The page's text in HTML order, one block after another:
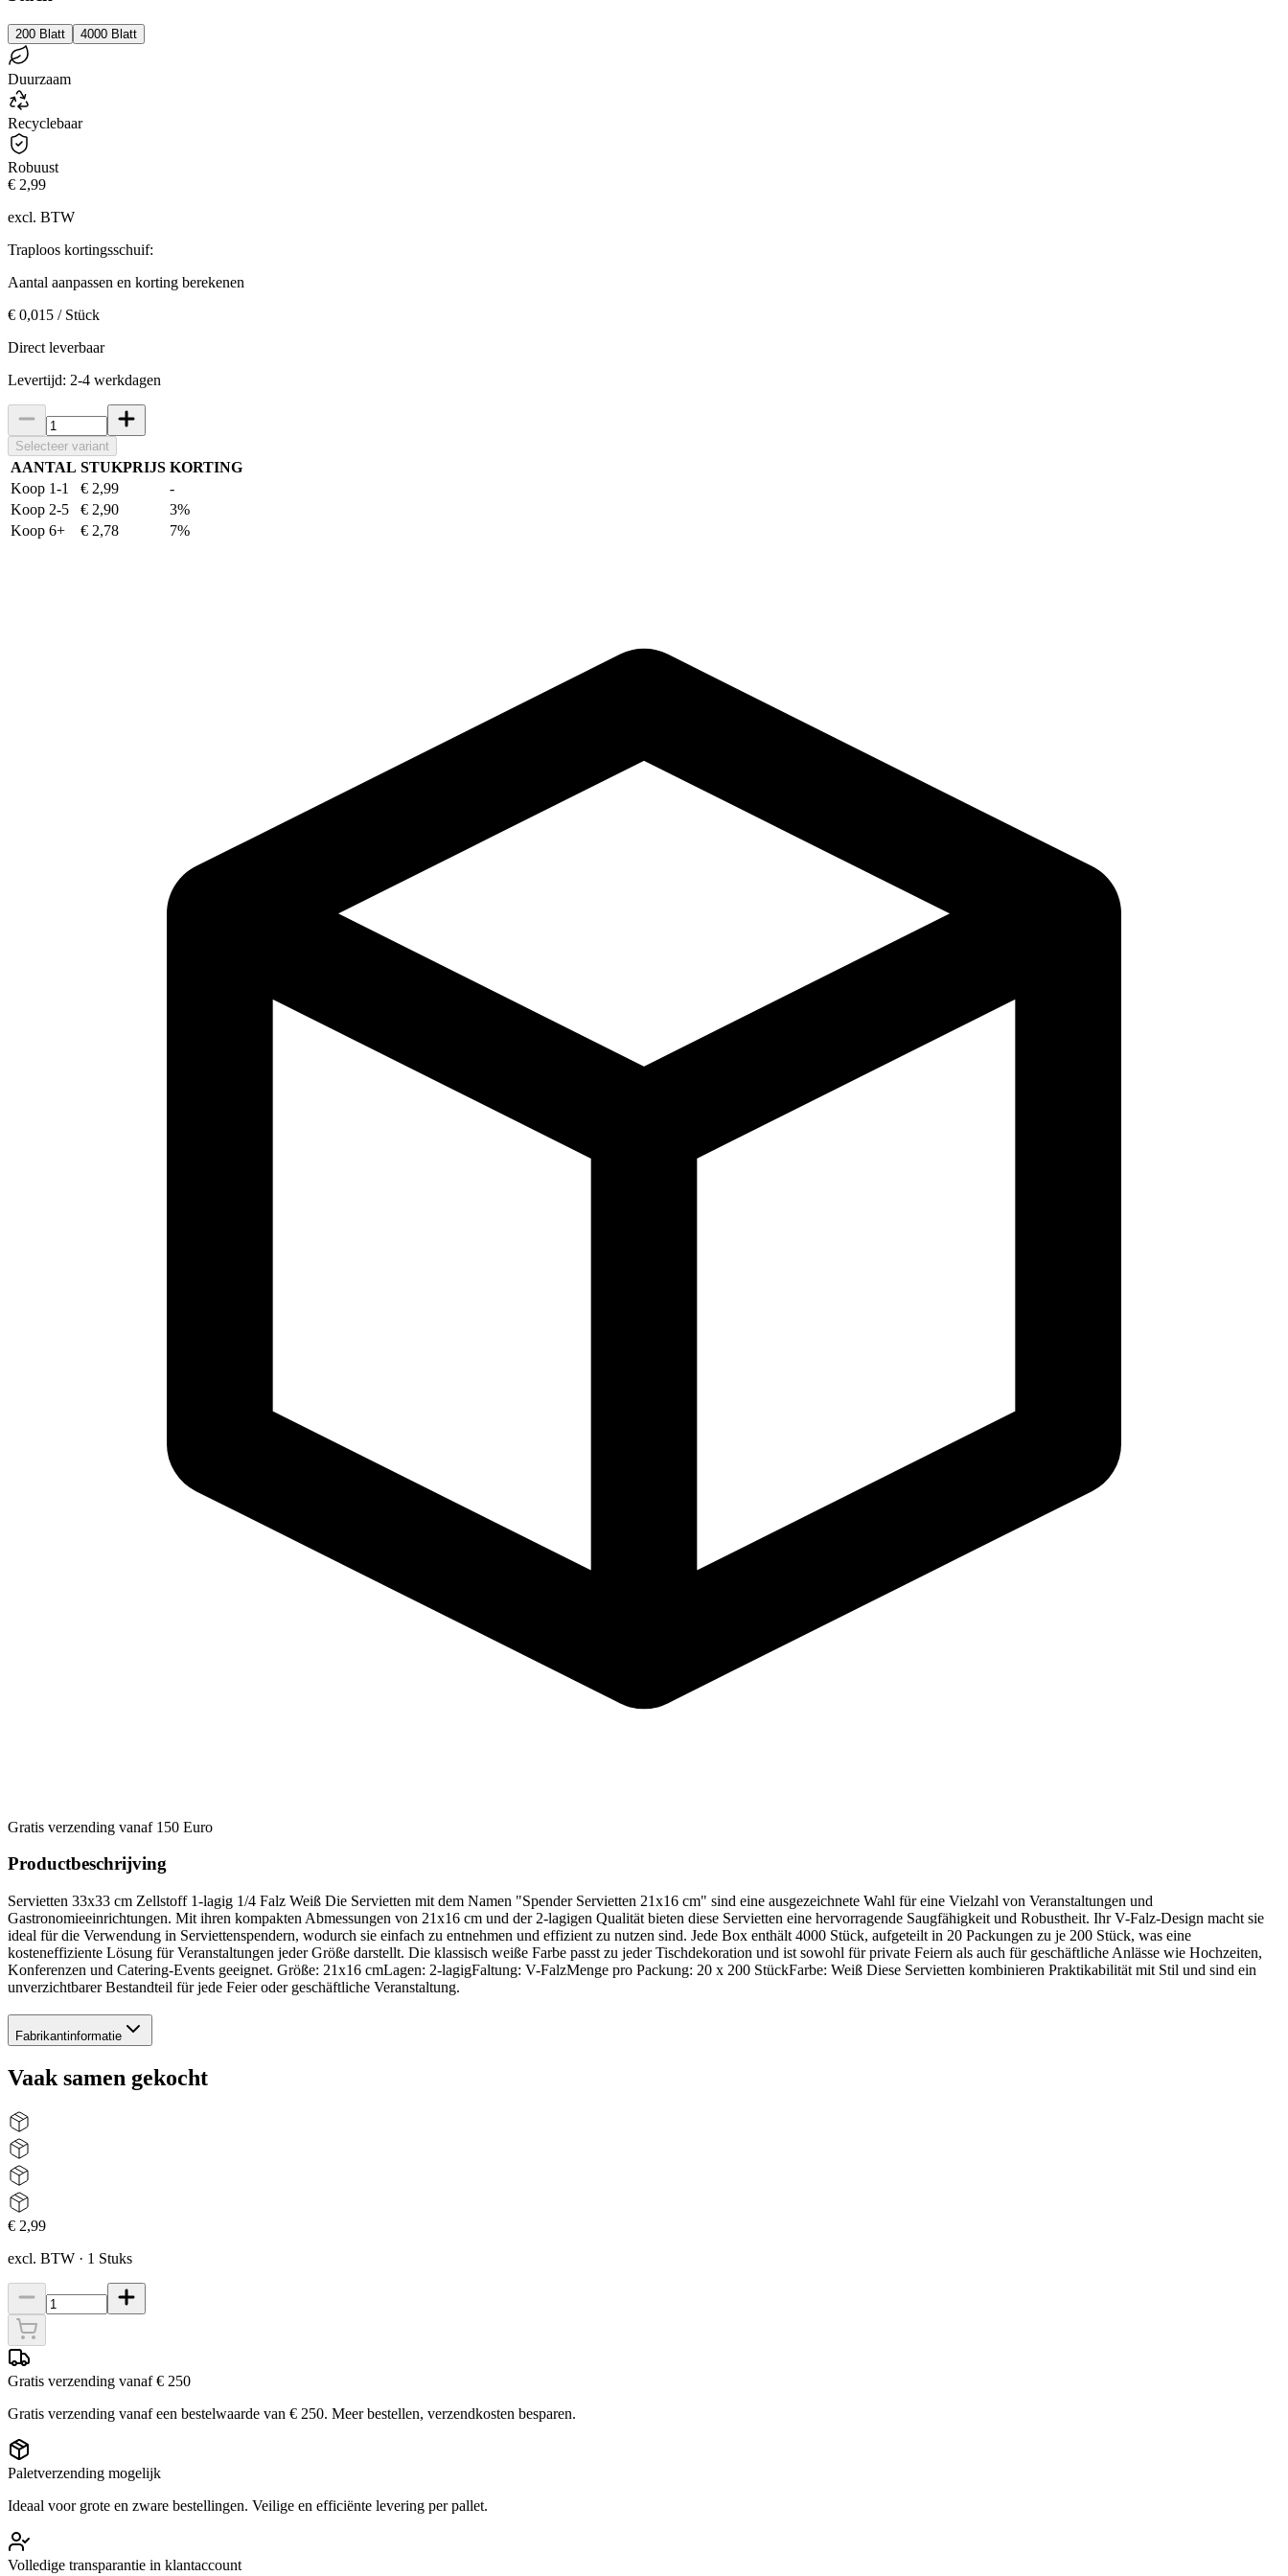
200 Blatt 4000 Blatt
Duurzaam
Recyclebaar
Robuust
€ 2,99
excl. BTW
Traploos kortingsschuif:
Aantal aanpassen en korting berekenen
€ 0,015 / Stück
Direct leverbaar
Levertijd: 2-4 werkdagen
Selecteer variant
AANTAL STUKPRIJS KORTING
Koop 1-1
€ 2,99
-
Koop 2-5
€ 2,90
3%
Koop 6+
€ 2,78 7%
Gratis verzending vanaf 150 Euro
Productbeschrijving
Servietten 33x33 cm Zellstoff 1-lagig 1/4 Falz Weiß Die Servietten mit dem Namen "Spender Servietten 21x16 cm" sind eine ausgezeichnete Wahl für eine Vielzahl von Veranstaltungen und
Gastronomieeinrichtungen. Mit ihren kompakten Abmessungen von 21x16 cm und der 2-lagigen Qualität bieten diese Servietten eine hervorragende Saugfähigkeit und Robustheit. Ihr V-Falz-Design macht sie
ideal für die Verwendung in Serviettenspendern, wodurch sie einfach zu entnehmen und effizient zu nutzen sind. Jede Box enthält 4000 Stück, aufgeteilt in 20 Packungen zu je 200 Stück, was eine
kosteneffiziente Lösung für Veranstaltungen jeder Größe darstellt. Die klassisch weiße Farbe passt zu jeder Tischdekoration und ist sowohl für private Feiern als auch für geschäftliche Anlässe wie Hochzeiten,
Konferenzen und Catering-Events geeignet. Größe: 21x16 cmLagen: 2-lagigFaltung: V-FalzMenge pro Packung: 20 x 200 StückFarbe: Weiß Diese Servietten kombinieren Praktikabilität mit Stil und sind ein
unverzichtbarer Bestandteil für jede Feier oder geschäftliche Veranstaltung.
Fabrikantinformatie
Vaak samen gekocht
€ 2,99
excl. BTW · 1 Stuks
Gratis verzending vanaf € 250
Gratis verzending vanaf een bestelwaarde van € 250. Meer bestellen, verzendkosten besparen.
Paletverzending mogelijk
Ideaal voor grote en zware bestellingen. Veilige en efficiënte levering per pallet.
Volledige transparantie in klantaccount